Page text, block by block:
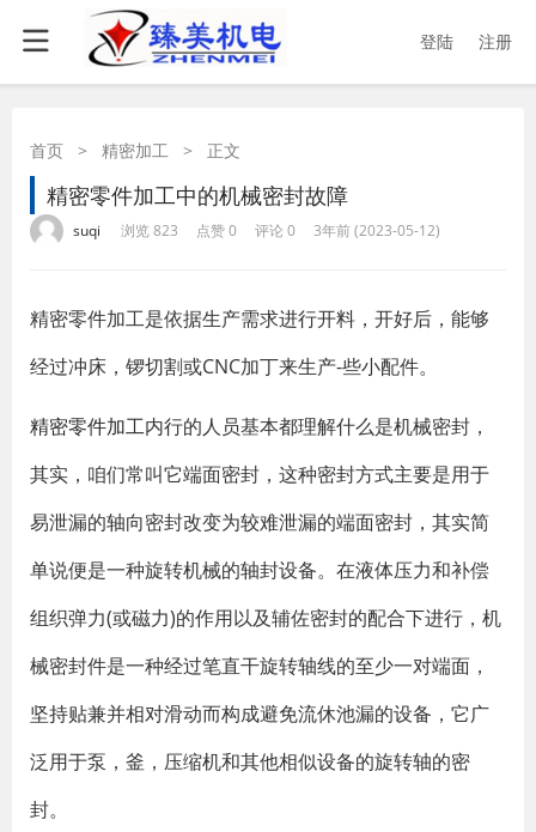
登陆 注册
首页 > 精密加工 > 正文
精密零件加工中的机械密封故障
suqi 浏览 823 点赞 0 评论 0 3年前 (2023-05-12)
精密零件加工是依据生产需求进行开料，开好后，能够
经过冲床，锣切割或CNC加丁来生产-些小配件。
精密零件加工内行的人员基本都理解什么是机械密封，
其实，咱们常叫它端面密封，这种密封方式主要是用于
易泄漏的轴向密封改变为较难泄漏的端面密封，其实简
单说便是一种旋转机械的轴封设备。在液体压力和补偿
组织弹力(或磁力)的作用以及辅佐密封的配合下进行，机
械密封件是一种经过笔直干旋转轴线的至少一对端面，
坚持贴兼并相对滑动而构成避免流休池漏的设备，它广
泛用于泵，釜，压缩机和其他相似设备的旋转轴的密
封。